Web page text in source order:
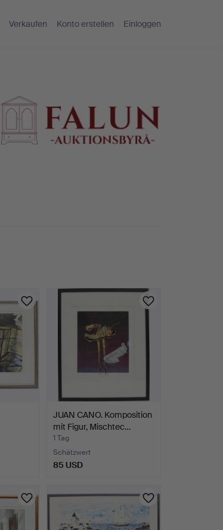
Verkaufen Konto erstellen Einloggen
JUAN CANO. Komposition
mit Figur, Mischtec…
1 Tag
Schätzwert
85 USD